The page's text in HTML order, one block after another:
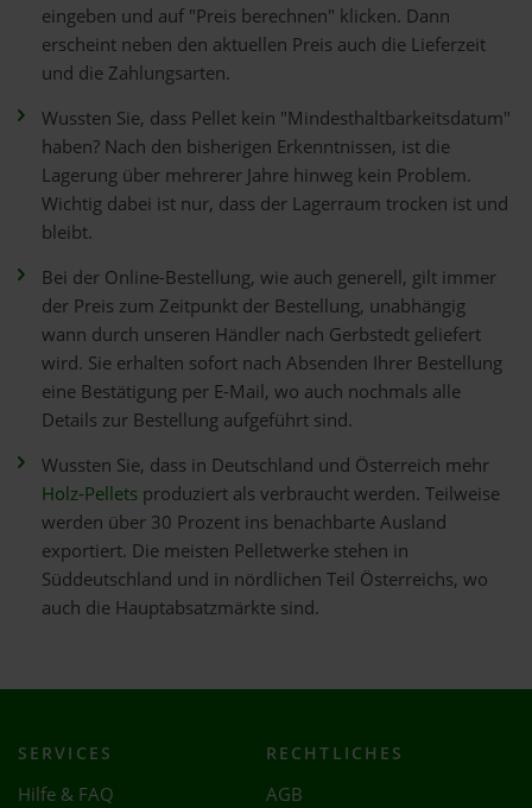
eingeben und auf "Preis berechnen" klicken. Dann
erscheint neben den aktuellen Preis auch die Lieferzeit
und die Zahlungsarten.
Wussten Sie, dass Pellet kein "Mindesthaltbarkeitsdatum"
haben? Nach den bisherigen Erkenntnissen, ist die
Lagerung über mehrerer Jahre hinweg kein Problem.
Wichtig dabei ist nur, dass der Lagerraum trocken ist und
bleibt.
Bei der Online-Bestellung, wie auch generell, gilt immer
der Preis zum Zeitpunkt der Bestellung, unabhängig
wann durch unseren Händler nach Gerbstedt geliefert
wird. Sie erhalten sofort nach Absenden Ihrer Bestellung
eine Bestätigung per E-Mail, wo auch nochmals alle
Details zur Bestellung aufgeführt sind.
Wussten Sie, dass in Deutschland und Österreich mehr
Holz-Pellets produziert als verbraucht werden. Teilweise
werden über 30 Prozent ins benachbarte Ausland
exportiert. Die meisten Pelletwerke stehen in
Süddeutschland und in nördlichen Teil Österreichs, wo
auch die Hauptabsatzmärkte sind.
SERVICES
Hilfe & FAQ
RECHTLICHES
AGB